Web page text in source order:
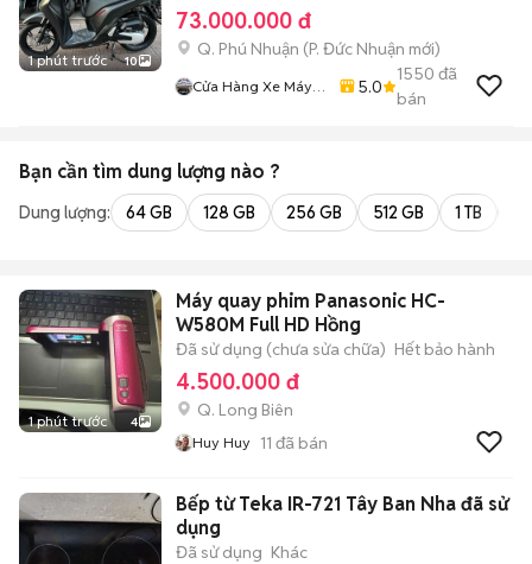
1 phút trước 10
73.000.000 đ
Q. Phú Nhuận (P. Đức Nhuận mới)
Cửa Hàng Xe Máy
5.0
1550 đã
bán
Bạn cần tìm dung lượng nào ?
Dung lượng: 64 GB 128 GB 256 GB 512 GB 1 TB
1 phút trước 4
Máy quay phim Panasonic HC-
W580M Full HD Hồng
Đã sử dụng (chưa sửa chữa) Hết bảo hành
4.500.000 đ
Q. Long Biên
Huy Huy 11 đã bán
Bếp từ Teka IR-721 Tây Ban Nha đã sử
dụng
Đã sử dụng Khác